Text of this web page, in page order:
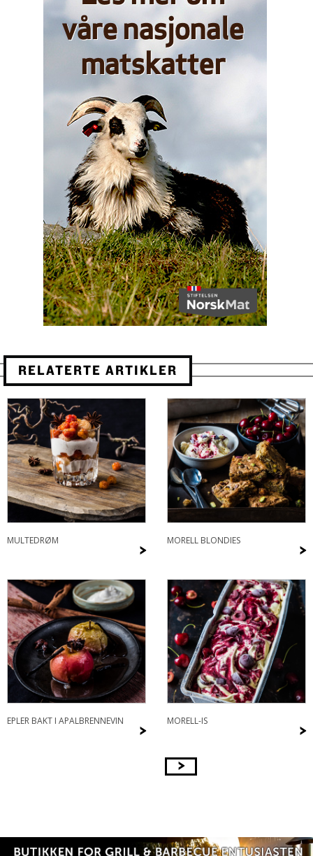
RELATERTE ARTIKLER
>
MULTEDRØM
>
MORELL BLONDIES
>
EPLER BAKT I APALBRENNEVIN
>
MORELL-IS
>